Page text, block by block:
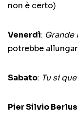
non è certo)
Venerdì: Grande
potrebbe
Sabato: Tu si
Pier Silvio